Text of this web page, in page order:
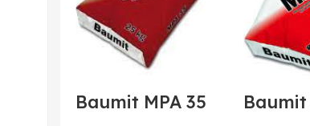
Baumit MPA 35